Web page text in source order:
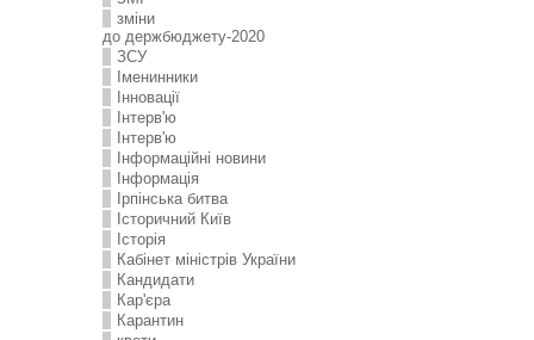
зміни
до держбюджету-2020
ЗСУ
Іменинники
Інновації
Інтерв'ю
Інтерв'ю
Інформаційні новини
Інформація
Ірпінська битва
Історичний Київ
Історія
Кабінет міністрів України
Кандидати
Кар'єра
Карантин